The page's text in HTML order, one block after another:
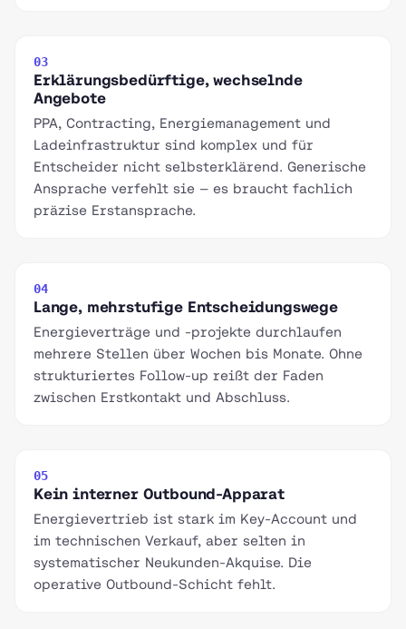
03
Erklärungsbedürftige, wechselnde
Angebote
PPA, Contracting, Energiemanagement und
Ladeinfrastruktur sind komplex und für
Entscheider nicht selbsterklärend. Generische
Ansprache verfehlt sie — es braucht fachlich
präzise Erstansprache.
04
Lange, mehrstufige Entscheidungswege
Energieverträge und -projekte durchlaufen
mehrere Stellen über Wochen bis Monate. Ohne
strukturiertes Follow-up reißt der Faden
zwischen Erstkontakt und Abschluss.
05
Kein interner Outbound-Apparat
Energievertrieb ist stark im Key-Account und
im technischen Verkauf, aber selten in
systematischer Neukunden-Akquise. Die
operative Outbound-Schicht fehlt.